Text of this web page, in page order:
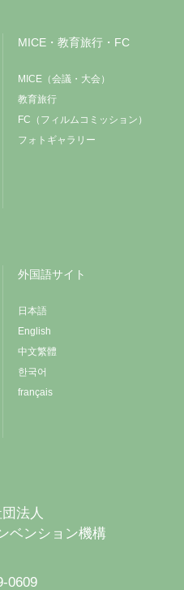
MICE・教育旅行・FC
MICE（会議・大会）
教育旅行
FC（フィルムコミッション）
フォトギャラリー
外国語サイト
日本語
English
中文繁體
한국어
français
法人
ベンション機構
0609